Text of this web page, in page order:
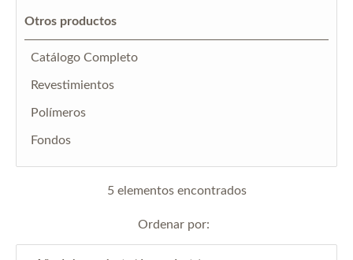
Otros productos
Catálogo Completo
Revestimientos
Polímeros
Fondos
5 elementos encontrados
Ordenar por: